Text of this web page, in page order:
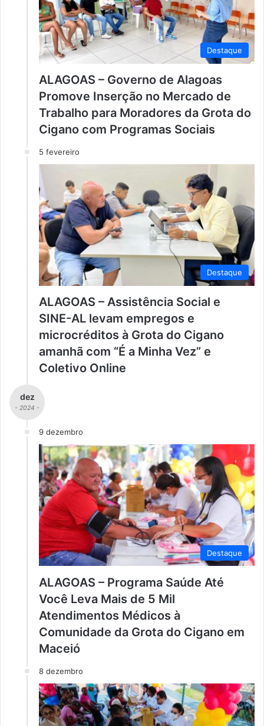
Destaque
ALAGOAS – Governo de Alagoas
Promove Inserção no Mercado de
Trabalho para Moradores da Grota do
Cigano com Programas Sociais
5 fevereiro
Destaque
ALAGOAS – Assistência Social e
SINE-AL levam empregos e
microcréditos à Grota do Cigano
amanhã com “É a Minha Vez” e
Coletivo Online
dez
- 2024 -
9 dezembro
Destaque
ALAGOAS – Programa Saúde Até
Você Leva Mais de 5 Mil
Atendimentos Médicos à
Comunidade da Grota do Cigano em
Maceió
8 dezembro